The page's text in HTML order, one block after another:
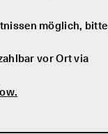
möglich, bitte
vor Ort via